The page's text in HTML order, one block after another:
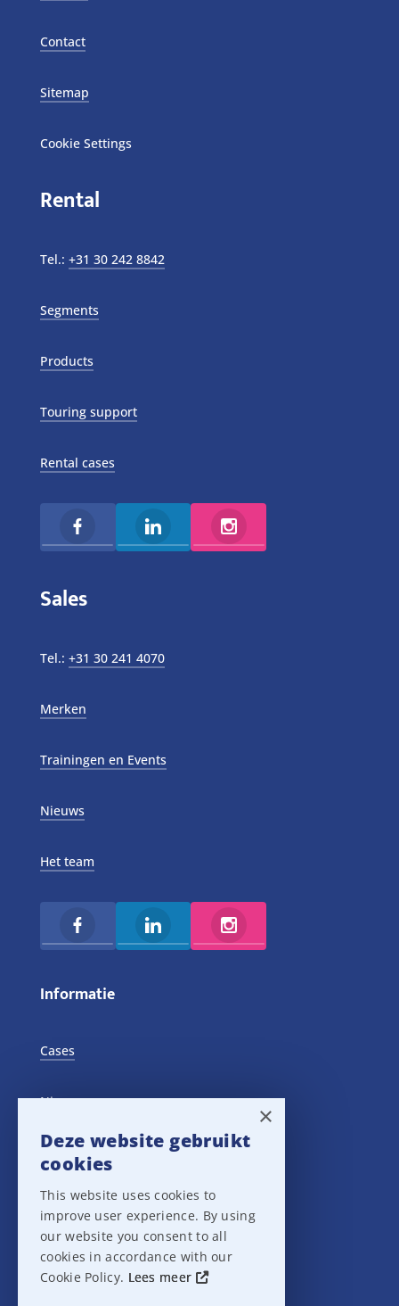
Contact
Sitemap
Cookie Settings
Rental
Tel.: +31 30 242 8842
Segments
Products
Touring support
Rental cases
Sales
Tel.: +31 30 241 4070
Merken
Trainingen en Events
Nieuws
Het team
Informatie
Cases
Nieuws
Training Events
Privacy verklaring
Disclaimer
×
Deze website gebruikt
cookies
This website uses cookies to
improve user experience. By using
our website you consent to all
cookies in accordance with our
Cookie Policy. Lees meer